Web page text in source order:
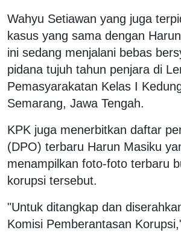
Wahyu Setiawan yang juga
kasus yang sama dengan
ini sedang menjalani bebas
pidana tujuh tahun penjara di
Pemasyarakatan Kelas I
Semarang, Jawa Tengah.
KPK juga menerbitkan daftar
(DPO) terbaru Harun Masiku
menampilkan foto-foto terbaru
korupsi tersebut.
"Untuk ditangkap dan
Komisi Pemberantasan